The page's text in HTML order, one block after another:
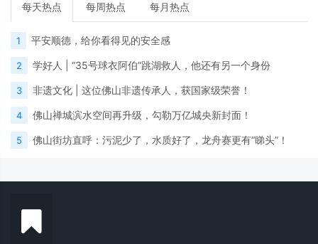
每天热点 每周热点 每月热点
1 平安顺德，给你看得见的安全感
2 学好人 | “35号球衣阿伯”跳湖救人，他还有另一个身份
3 非遗文化 | 这位佛山非遗传承人，获国家级荣誉！
4 佛山禅城滨水空间再升级，勾勒万亿城央新封面！
5 佛山街坊直呼：污泥少了，水质好了，龙舟赛更有“睇头”！